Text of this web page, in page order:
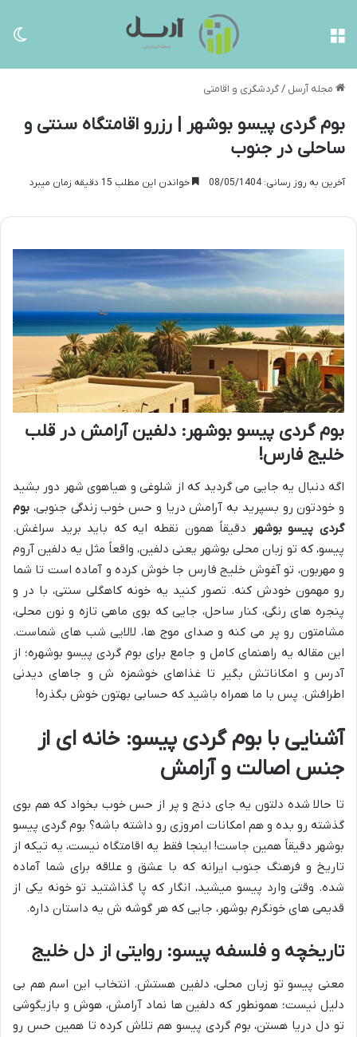
مجله آرسل /گردشگری و اقامتی
بوم گردی پیسو بوشهر | رزرو اقامتگاه سنتی و
ساحلی در جنوب
آخرین به روز رسانی: 08/05/1404 خواندن این مطلب 15 دقیقه زمان میبرد
بوم گردی پیسو بوشهر: دلفین آرامش در قلب
خلیج فارس!
اگه دنبال یه جایی می گردید که از شلوغی و هیاهوی شهر دور بشید
و خودتون رو بسپرید به آرامش دریا و حس خوب زندگی جنوبی، بوم
گردی پیسو بوشهر دقیقاً همون نقطه ایه که باید برید سراغش.
پیسو، که تو زبان محلی بوشهر یعنی دلفین، واقعاً مثل یه دلفین آروم
و مهربون، تو آغوش خلیج فارس جا خوش کرده و آماده است تا شما
رو مهمون خودش کنه. تصور کنید یه خونه کاهگلی سنتی، با در و
پنجره های رنگی، کنار ساحل، جایی که بوی ماهی تازه و نون محلی،
مشامتون رو پر می کنه و صدای موج ها، لالایی شب های شماست.
این مقاله یه راهنمای کامل و جامع برای بوم گردی پیسو بوشهره؛ از
آدرس و امکاناتش بگیر تا غذاهای خوشمزه ش و جاهای دیدنی
اطرافش. پس با ما همراه باشید که حسابی بهتون خوش بگذره!
آشنایی با بوم گردی پیسو: خانه ای از
جنس اصالت و آرامش
تا حالا شده دلتون یه جای دنج و پر از حس خوب بخواد که هم بوی
گذشته رو بده و هم امکانات امروزی رو داشته باشه؟ بوم گردی پیسو
بوشهر دقیقاً همین جاست! اینجا فقط یه اقامتگاه نیست، یه تیکه از
تاریخ و فرهنگ جنوب ایرانه که با عشق و علاقه برای شما آماده
شده. وقتی وارد پیسو میشید، انگار که پا گذاشتید تو خونه یکی از
قدیمی های خونگرم بوشهر، جایی که هر گوشه ش یه داستان داره.
تاریخچه و فلسفه پیسو: روایتی از دل خلیج
معنی پیسو تو زبان محلی، دلفین هستش. انتخاب این اسم هم بی
دلیل نیست؛ همونطور که دلفین ها نماد آرامش، هوش و بازیگوشی
تو دل دریا هستن، بوم گردی پیسو هم تلاش کرده تا همین حس رو